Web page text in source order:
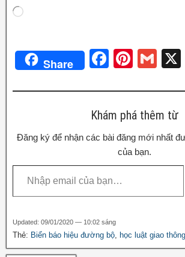
Share
F
c
e
b
o
o
k
Pi
er
e
st
G
ail
Khám phá thêm từ
Đăng ký để nhận các bài đăng mới nhất
của bạn.
Updated: 09/01/2020 — 10:02 sáng
Thẻ: Biển báo hiệu đường bộ, học luật giao thông